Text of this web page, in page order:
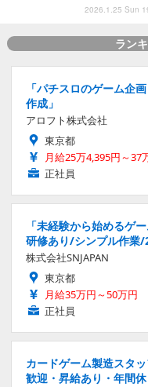
2026.1.25 Sun
ラン
「パチスロのゲーム企
作成」
アロフト株式会社
東京都
月給25万4,395円～37
正社員
「未経験から始めるゲ
研修あり/シンプル作業/
株式会社SNJAPAN
東京都
月給35万円～50万円
正社員
カードゲーム製造スタ
歓迎・昇給あり・年間